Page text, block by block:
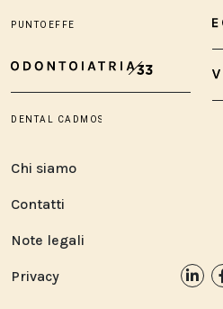
Chi siamo
Contatti
Note legali
Privacy